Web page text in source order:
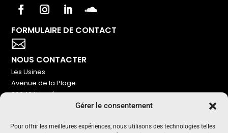
Gérer le consentement
Pour offrir les meilleures expériences, nous utilisons des technologies telles
FORMULAIRE DE CONTACT

NOUS CONTACTER
Les Usines
Avenue de la Plage
86240 Ligugé
NOUS SOUTENIR